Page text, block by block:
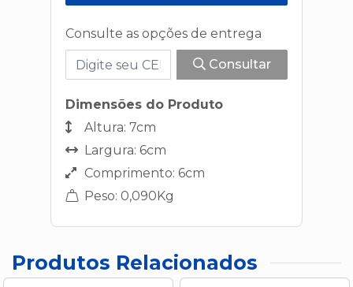
Consulte as opções de entrega
Consultar
Dimensões do Produto
Altura: 7cm
Largura: 6cm
Comprimento: 6cm
Peso: 0,090Kg
Produtos Relacionados